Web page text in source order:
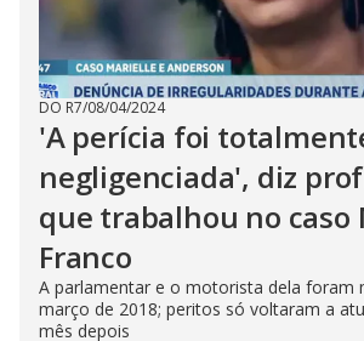
DO R7/08/04/2024
'A perícia foi
negligenciada', diz
que trabalhou no caso
Franco
A parlamentar e o motorista dela foram
março de 2018; peritos só voltaram a
mês depois